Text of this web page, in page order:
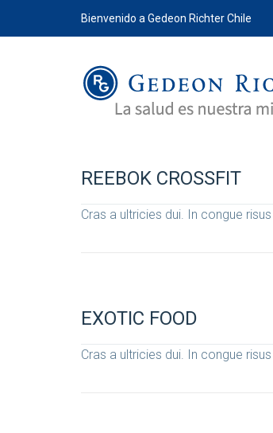
Bienvenido a Gedeon Richter Chile
REEBOK CROSSFIT
Cras a ultricies dui. In congue
EXOTIC FOOD
Cras a ultricies dui. In congue